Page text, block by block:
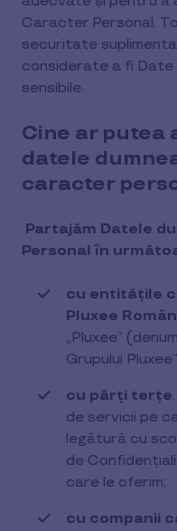
Caracter Personal.
securitate
considerate a fi
sensibile.
Cine ar putea
datele
caracter
Partajăm Datele
Personal în
cu entitățile
Pluxee
„Pluxee”
Grupului
cu părți terțe
de servicii pe
legătură cu
de
care le oferim;
cu companii